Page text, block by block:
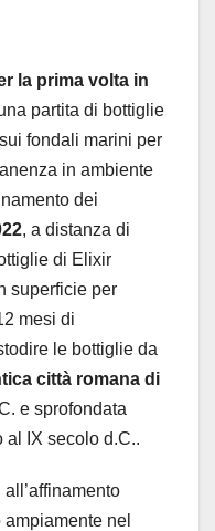
la prima volta in
partita di bottiglie
fondali marini per
in ambiente
dei
, a distanza di
di Elixir
superficie per
mesi di
le bottiglie da
città romana di
e sprofondata
al IX secolo d.C..
nel